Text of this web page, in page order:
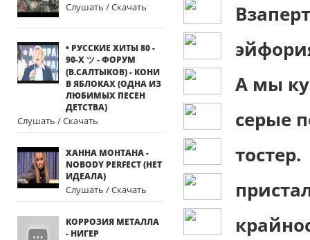
Слушать / Скачать
• РУССКИЕ ХИТЫ 80 -
90-Х ツ - ФОРУМ
(В.САЛТЫКОВ) - КОНИ
В ЯБЛОКАХ (ОДНА ИЗ
ЛЮБИМЫХ ПЕСЕН
ДЕТСТВА)
Слушать / Скачать
ХАННА МОНТАНА -
NOBODY PERFECT (НЕТ
ИДЕАЛА)
Слушать / Скачать
КОРРОЗИЯ МЕТАЛЛА
- НИГЕР
А мы
серые
тостер.